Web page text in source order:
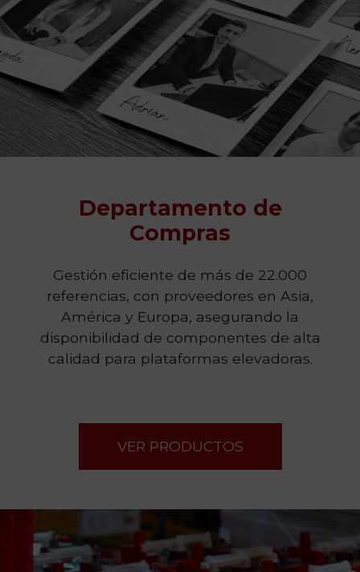
Departamento de
Compras
Gestión eficiente de más de 22.000
referencias, con proveedores en Asia,
América y Europa, asegurando la
disponibilidad de componentes de alta
calidad para plataformas elevadoras.
VER PRODUCTOS